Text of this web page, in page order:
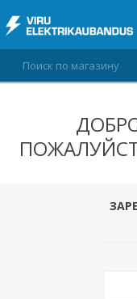
СПИСОК